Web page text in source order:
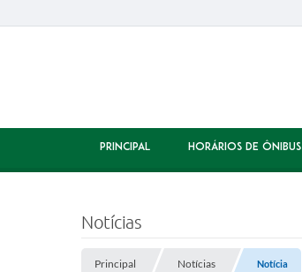
PRINCIPAL HORÁRIOS DE ÔNIBUS
Notícias
Principal Notícias Notícia